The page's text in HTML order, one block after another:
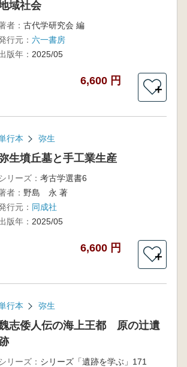
域社会
者： 古代学研究会 編
行元： 六一書房
版年： 2025/05
6,600 円
＋
行本 弥生
生墳丘墓と手工業生産
リーズ： 考古学選書6
者： 野島 永 著
行元： 同成社
版年： 2025/05
6,600 円
＋
行本 弥生
志倭人伝の海上王都 原の辻遺
リーズ： シリーズ「遺跡を学ぶ」171